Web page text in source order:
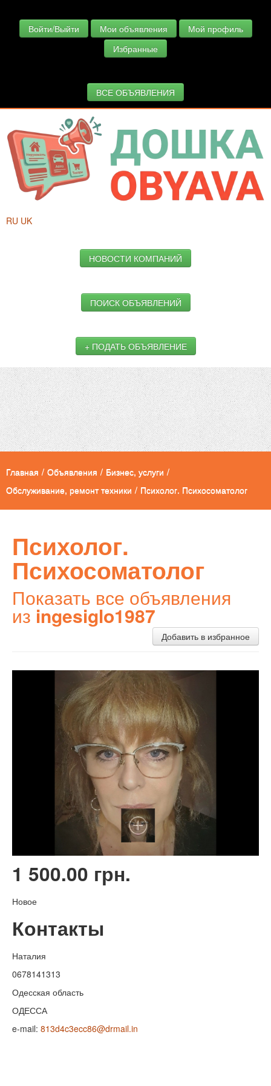
Войти/Выйти Мои объявления
Мой профиль
Избранные
ВСЕ ОБЪЯВЛЕНИЯ
RU UK
НОВОСТИ КОМПАНИЙ
ПОИСК ОБЪЯВЛЕНИЙ
+ ПОДАТЬ ОБЪЯВЛЕНИЕ
Главная / Объявления / Бизнес, услуги /
Обслуживание, ремонт техники / Психолог. Психосоматолог
Психолог.
Психосоматолог
Показать все объявления
из ingesiglo1987
Добавить в избранное
1 500.00 грн.
Новое
Контакты
Наталия
0678141313
Одесская область
ОДЕССА
e-mail: 813d4c3ecc86@drmail.in